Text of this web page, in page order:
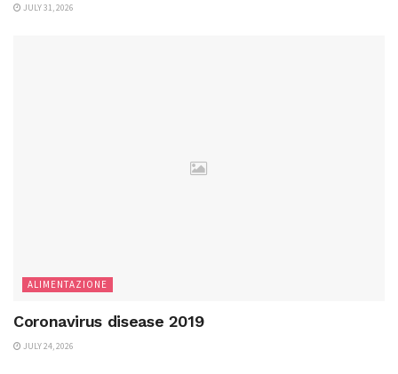
JULY 31, 2026
ALIMENTAZIONE
Coronavirus disease 2019
JULY 24, 2026